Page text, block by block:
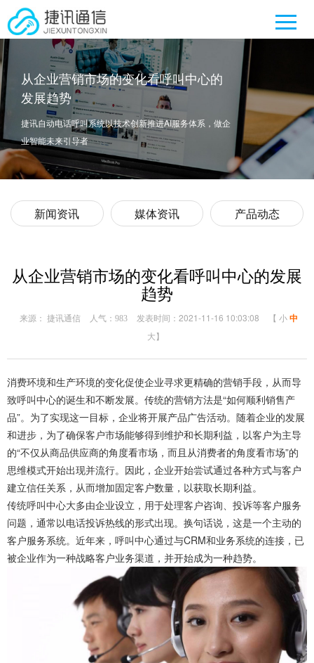
从企业营销市场的变化看呼叫中心的
发展趋势
捷讯自动电话呼叫系统以技术创新推进AI服务体系，做企
业智能未来引导者
新闻资讯 媒体资讯 产品动态
从企业营销市场的变化看呼叫中心的发展
趋势
来源： 捷讯通信 人气： 983 发表时间：2021-11-16 10:03:08 【 小中
大】
消费环境和生产环境的变化促使企业寻求更精确的营销手段，从而导
致呼叫中心的诞生和不断发展。传统的营销方法是“如何顺利销售产
品”。为了实现这一目标，企业将开展产品广告活动。随着企业的发展
和进步，为了确保客户市场能够得到维护和长期利益，以客户为主导
的“不仅从商品供应商的角度看市场，而且从消费者的角度看市场”的
思维模式开始出现并流行。因此，企业开始尝试通过各种方式与客户
建立信任关系，从而增加固定客户数量，以获取长期利益。
传统呼叫中心大多由企业设立，用于处理客户咨询、投诉等客户服务
问题，通常以电话投诉热线的形式出现。换句话说，这是一个主动的
客户服务系统。近年来，呼叫中心通过与CRM和业务系统的连接，已
被企业作为一种战略客户业务渠道，并开始成为一种趋势。